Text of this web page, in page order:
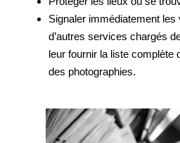
Signaler immédiatement les
d’autres services chargés
leur fournir la liste complète
des photographies.